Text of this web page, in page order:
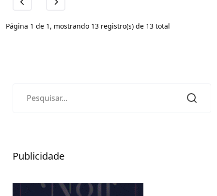
Página 1 de 1, mostrando 13 registro(s) de 13 total
Publicidade